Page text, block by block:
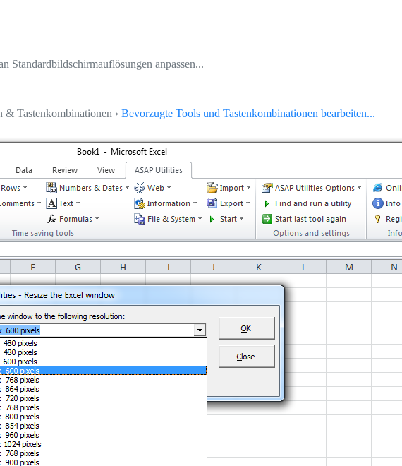
Standardbildschirmauflösungen anpassen...
Tastenkombinationen › Bevorzugte Tools und Tastenkombinationen bearbeiten...